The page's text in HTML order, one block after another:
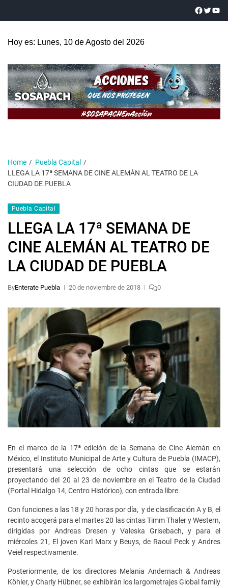
Hoy es: Lunes, 10 de Agosto del 2026
Home
Puebla Capital
LLEGA LA 17ª SEMANA DE CINE ALEMÁN AL TEATRO DE LA
CIUDAD DE PUEBLA
Puebla Capital
LLEGA LA 17ª SEMANA DE
CINE ALEMÁN AL TEATRO DE
LA CIUDAD DE PUEBLA
ByEnterate Puebla 20 de noviembre de 2018 0
En el marco de la 17ª edición de la Semana de Cine Alemán en
México, el Instituto Municipal de Arte y Cultura de Puebla (IMACP),
presentará una selección de ocho cintas que se estarán
proyectando del 20 al 23 de noviembre en el Teatro de la Ciudad
(Portal Hidalgo 14, Centro Histórico), con entrada libre.
Con funciones a las 18 y 20 horas por día, y de clasificación A y B, el
recinto acogerá para el martes 20 las cintas Timm Thaler y Western,
dirigidas por Andreas Dresen y Valeska Grisebach, y para el
miércoles 21, El joven Karl Marx y Beuys, de Raoul Peck y Andres
Veiel respectivamente.
Posteriormente, de los directores Melania Andernach & Andreas
Köhler, y Charly Hübner, se exhibirán los largometrajes Global family